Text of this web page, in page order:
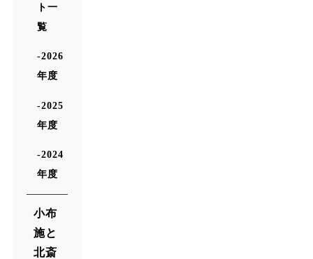
ト一
覧
2026
年度
2025
年度
2024
年度
小布
施と
北斎